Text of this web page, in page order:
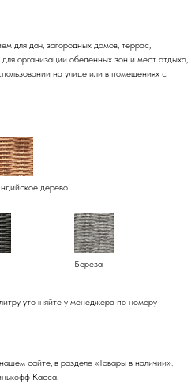
для дач, загородных домов, террас,
организации обеденных зон и мест отдыха,
на улице или в помещениях с
дерево
Береза
уточняйте у менеджера по номеру
сайте, в разделе «Товары в наличии».
Касса.